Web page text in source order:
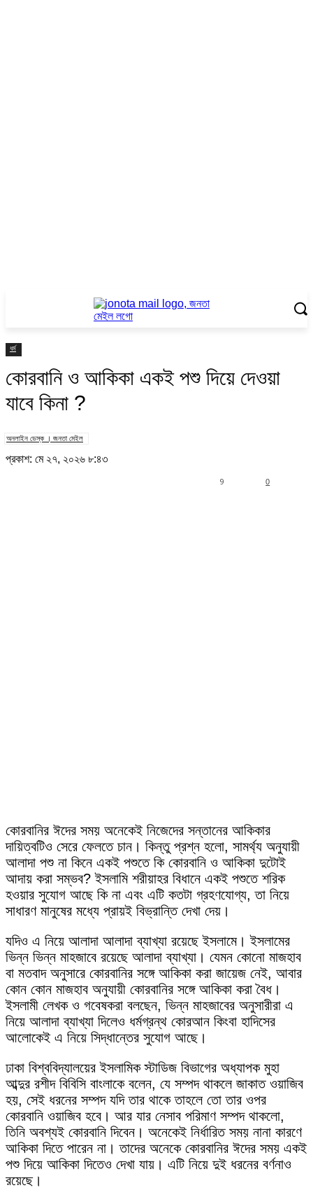
ধর্ম
কোরবানি ও আকিকা একই পশু দিয়ে দেওয়া
যাবে কিনা ?
অনলাইন ডেস্ক । জনতা মেইল
প্রকাশ: মে ২৭, ২০২৬ ৮:৪৩
0
9
কোরবানির ঈদের সময় অনেকেই নিজেদের সন্তানের আকিকার
দায়িত্বটিও সেরে ফেলতে চান। কিন্তু প্রশ্ন হলো, সামর্থ্য অনুযায়ী
আলাদা পশু না কিনে একই পশুতে কি কোরবানি ও আকিকা দুটোই
আদায় করা সম্ভব? ইসলামি শরীয়াহর বিধানে একই পশুতে শরিক
হওয়ার সুযোগ আছে কি না এবং এটি কতটা গ্রহণযোগ্য, তা নিয়ে
সাধারণ মানুষের মধ্যে প্রায়ই বিভ্রান্তি দেখা দেয়।
যদিও এ নিয়ে আলাদা আলাদা ব্যাখ্যা রয়েছে ইসলামে। ইসলামের
ভিন্ন ভিন্ন মাহজাবে রয়েছে আলাদা ব্যাখ্যা। যেমন কোনো মাজহাব
বা মতবাদ অনুসারে কোরবানির সঙ্গে আকিকা করা জায়েজ নেই, আবার
কোন কোন মাজহাব অনুযায়ী কোরবানির সঙ্গে আকিকা করা বৈধ।
ইসলামী লেখক ও গবেষকরা বলছেন, ভিন্ন মাহজাবের অনুসারীরা এ
নিয়ে আলাদা ব্যাখ্যা দিলেও ধর্মগ্রন্থ কোরআন কিংবা হাদিসের
আলোকেই এ নিয়ে সিদ্ধান্তের সুযোগ আছে।
ঢাকা বিশ্ববিদ্যালয়ের ইসলামিক স্টাডিজ বিভাগের অধ্যাপক মুহা
আব্দুর রশীদ বিবিসি বাংলাকে বলেন, যে সম্পদ থাকলে জাকাত ওয়াজিব
হয়, সেই ধরনের সম্পদ যদি তার থাকে তাহলে তো তার ওপর
কোরবানি ওয়াজিব হবে। আর যার নেসাব পরিমাণ সম্পদ থাকলো,
তিনি অবশ্যই কোরবানি দিবেন। অনেকেই নির্ধারিত সময় নানা কারণে
আকিকা দিতে পারেন না। তাদের অনেকে কোরবানির ঈদের সময় একই
পশু দিয়ে আকিকা দিতেও দেখা যায়। এটি নিয়ে দুই ধরনের বর্ণনাও
রয়েছে।